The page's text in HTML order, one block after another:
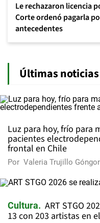
Le rechazaron licencia
Corte ordenó pagarla
antecedentes
Últimas noticias
Luz para hoy, frío para
pacientes
frontal en Chile
Por Valeria Trujillo
Cultura
ART STGO
13 con 203 artistas en